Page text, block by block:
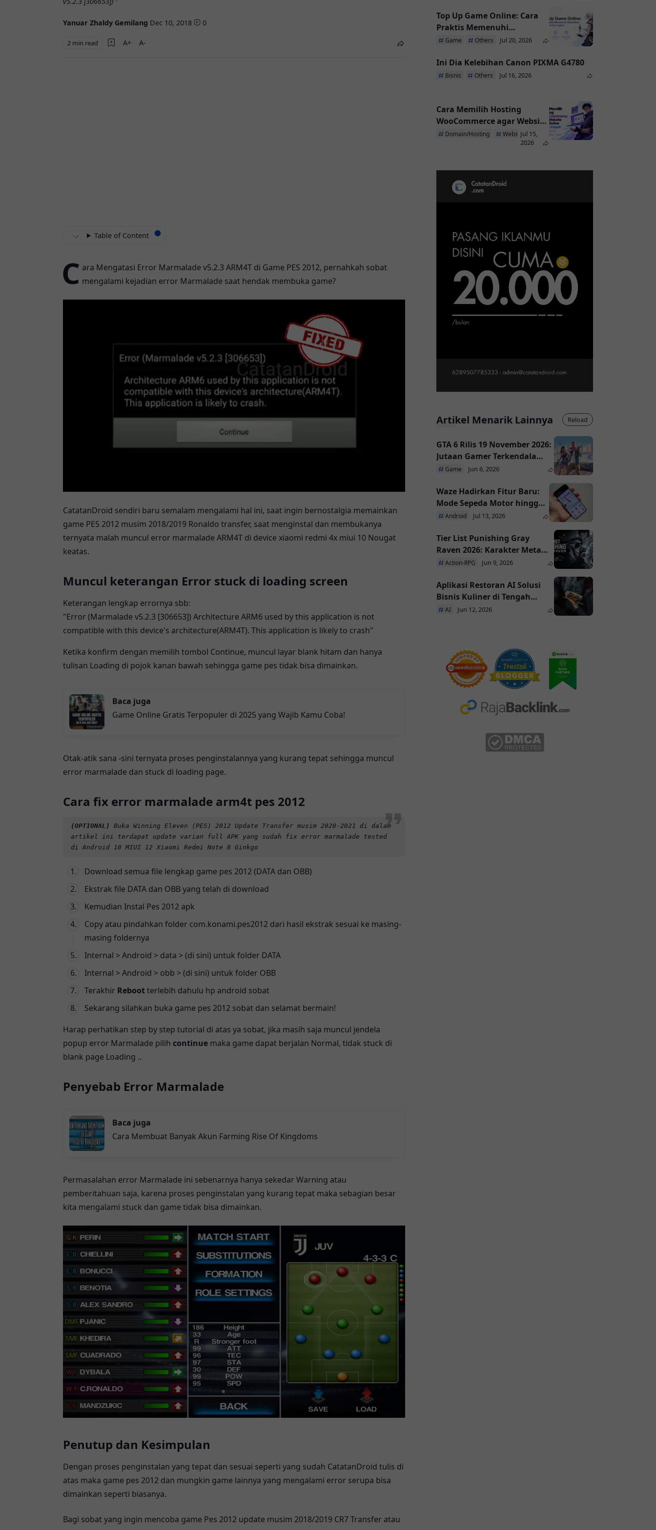
Yanuar Zhaldy Gemilang Dec 10, 2018 0
2 min read
Table of Content
C ara Mengatasi Error Marmalade v5.2.3 ARM4T di Game PES 2012, pernahkah sobat
mengalami kejadian error Marmalade saat hendak membuka game?
CatatanDroid sendiri baru semalam mengalami hal ini, saat ingin bernostalgia memainkan
game PES 2012 musim 2018/2019 Ronaldo transfer, saat menginstal dan membukanya
ternyata malah muncul error marmalade ARM4T di device xiaomi redmi 4x miui 10 Nougat
keatas.
Muncul keterangan Error stuck di loading screen
Keterangan lengkap errornya sbb:
"Error (Marmalade v5.2.3 [306653]) Architecture ARM6 used by this application is not
compatible with this device's architecture(ARM4T). This application is likely to crash"
Ketika konfirm dengan memilih tombol Continue, muncul layar blank hitam dan hanya
tulisan Loading di pojok kanan bawah sehingga game pes tidak bisa dimainkan.
Baca juga
Game Online Gratis Terpopuler di 2025 yang Wajib Kamu Coba!
Otak-atik sana -sini ternyata proses penginstalannya yang kurang tepat sehingga muncul
error marmalade dan stuck di loading page.
Cara fix error marmalade arm4t pes 2012
(OPTIONAL) Buka Winning Eleven (PES) 2012 Update Transfer musim 2020-2021
di dalam
artikel ini terdapat update varian full APK yang sudah fix error marmalade tested
di Android 10 MIUI 12 Xiaomi Redmi Note 8 Ginkgo
Download semua file lengkap game pes 2012(DATA dan OBB)
Ekstrak file DATA dan OBB yang telah di download
Kemudian Instal Pes 2012 apk
Copy atau pindahkan folder com.konami.pes2012 dari hasil ekstrak sesuai ke masing-
masing foldernya
Internal > Android > data > (di sini) untuk folder DATA
Internal > Android > obb > (di sini) untuk folder OBB
Terakhir Rebootterlebih dahulu hp android sobat
Sekarang silahkan buka game pes 2012 sobat dan selamat bermain!
Harap perhatikan step by step tutorial di atas ya sobat, jika masih saja muncul jendela
popup error Marmalade pilih continue maka game dapat berjalan Normal, tidak stuck di
blank page Loading ..
Penyebab Error Marmalade
Baca juga
Cara Membuat Banyak Akun Farming Rise Of Kingdoms
Permasalahan error Marmalade ini sebenarnya hanya sekedar Warning atau
pemberitahuan saja, karena proses penginstalan yang kurang tepat maka sebagian besar
kita mengalami stuck dan game tidak bisa dimainkan.
Penutup dan Kesimpulan
Dengan proses penginstalan yang tepat dan sesuai seperti yang sudah CatatanDroid tulis di
atas maka game pes 2012 dan mungkin game lainnya yang mengalami error serupa bisa
dimainkan seperti biasanya.
Bagi sobat yang ingin mencoba game Pes 2012 update musim 2018/2019 CR7 Transfer atau
Top Up Game Online: Cara
Praktis Memenuhi
Kebutuhan Pemain di Era
Game Others Jul 20, 2026
Ini Dia Kelebihan Canon PIXMA G4780
Bisnis Others Jul 16, 2026
Cara Memilih Hosting
WooCommerce agar Website
Toko Online Tetap Cepat
Domain/Hosting WebsiteJul 15,
2026
Artikel Menarik Lainnya
GTA 6 Rilis 19 November 2026:
Jutaan Gamer Terkendala
Akses dan Industri Game
Game Jun 6, 2026
Waze Hadirkan Fitur Baru:
Mode Sepeda Motor hingga
Gemini AI
Android Jul 13, 2026
Tier List Punishing Gray
Raven 2026: Karakter Meta
yang Paling Layak Kamu
Action-RPG Jun 9, 2026
Aplikasi Restoran AI Solusi
Bisnis Kuliner di Tengah
Banyak yang Tumbang
AI Jun 12, 2026
Reload